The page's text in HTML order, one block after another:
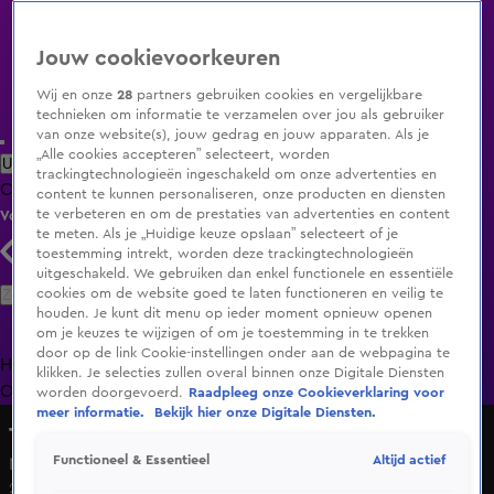
Uitzending Gemist Populaire programma's Zenders Genres
ClipsFilmsRadioSmart TV inlogShop
Volg KIJK
Zoeken
HomeUitzending Gemist Programma's De Bondgenoten
OranjezomerLivestreamsShop
Talent Unplugged
Niek - Tears of Laughter
26 apr 2025, 19:58
Jouw cookievoorkeuren
Wij en onze28 partners gebruiken cookies en vergelijkbare
technieken om informatie te verzamelen over jou als gebruiker
van onze website(s), jouw gedrag en jouw apparaten. Als je
„Alle cookies accepteren” selecteert, worden
trackingtechnologieën ingeschakeld om onze advertenties en
content te kunnen personaliseren, onze producten en diensten
te verbeteren en om de prestaties van advertenties en content
te meten. Als je „Huidige keuze opslaan” selecteert of je
toestemming intrekt, worden deze trackingtechnologieën
uitgeschakeld. We gebruiken dan enkel functionele en essentiële
cookies om de website goed te laten functioneren en veilig te
houden. Je kunt dit menu op ieder moment opnieuw openen
om je keuzes te wijzigen of om je toestemming in te trekken
door op de link Cookie-instellingen onder aan de webpagina te
klikken. Je selecties zullen overal binnen onze Digitale Diensten
worden doorgevoerd.
Raadpleeg onze Cookieverklaring voor
meer informatie.
Bekijk hier onze Digitale Diensten.
Functioneel & Essentieel Altijd actief